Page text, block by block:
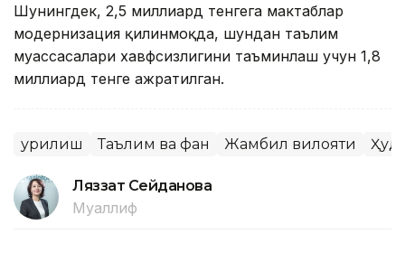
Шунингдек, 2,5 миллиард тенгега мактаблар
модернизация қилинмоқда, шундан таълим
муассасалари хавфсизлигини таъминлаш учун 1,8
миллиард тенге ажратилган.
Қурилиш Таълим ва фан Жамбил вилояти
Ляззат Сейданова
Муаллиф